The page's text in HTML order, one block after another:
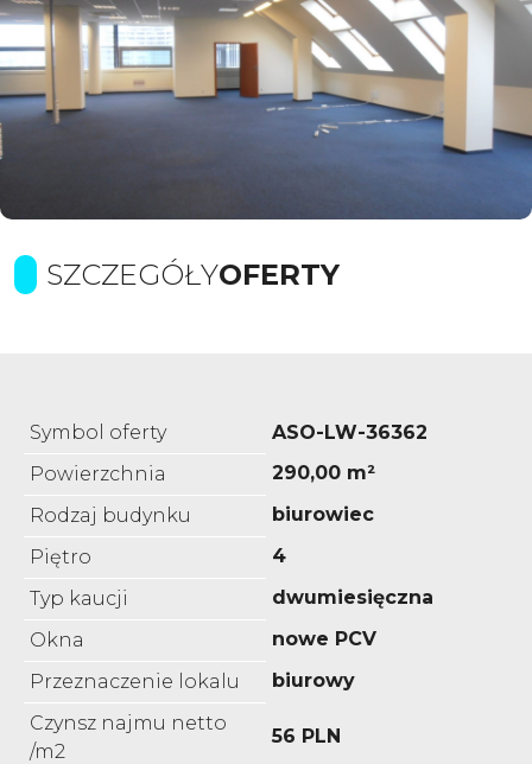
SZCZEGÓŁYOFERTY
Symbol oferty
ASO-LW-36362
Powierzchnia
290,00 m²
Rodzaj budynku
biurowiec
Piętro
4
Typ kaucji
dwumiesięczna
Okna
nowe PCV
Przeznaczenie lokalu
biurowy
Czynsz najmu netto
/m2
56 PLN